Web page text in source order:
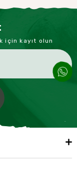
için kayıt olun